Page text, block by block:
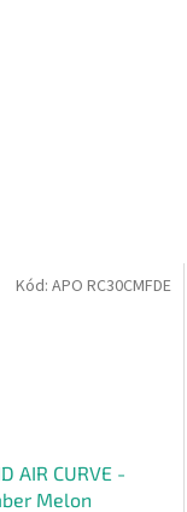
AIR CURVE -
Melon
Kód:APO RC30CMFDE